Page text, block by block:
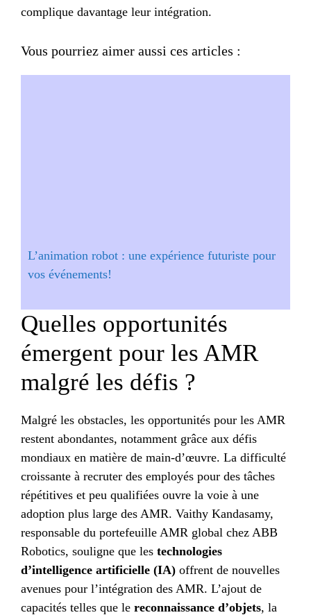
complique davantage leur intégration.
Vous pourriez aimer aussi ces articles :
L’animation robot : une expérience futuriste pour
vos événements!
Quelles opportunités
émergent pour les AMR
malgré les défis ?
Malgré les obstacles, les opportunités pour les AMR
restent abondantes, notamment grâce aux défis
mondiaux en matière de main-d’œuvre. La difficulté
croissante à recruter des employés pour des tâches
répétitives et peu qualifiées ouvre la voie à une
adoption plus large des AMR. Vaithy Kandasamy,
responsable du portefeuille AMR global chez ABB
Robotics, souligne que les technologies
d’intelligence artificielle (IA) offrent de nouvelles
avenues pour l’intégration des AMR. L’ajout de
capacités telles que le reconnaissance d’objets, la